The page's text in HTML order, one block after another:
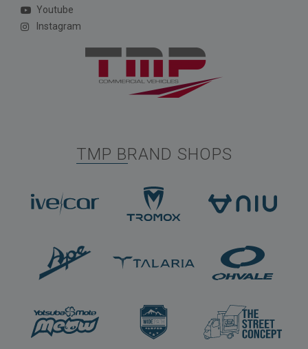
Youtube
Instagram
TMP BRAND SHOPS